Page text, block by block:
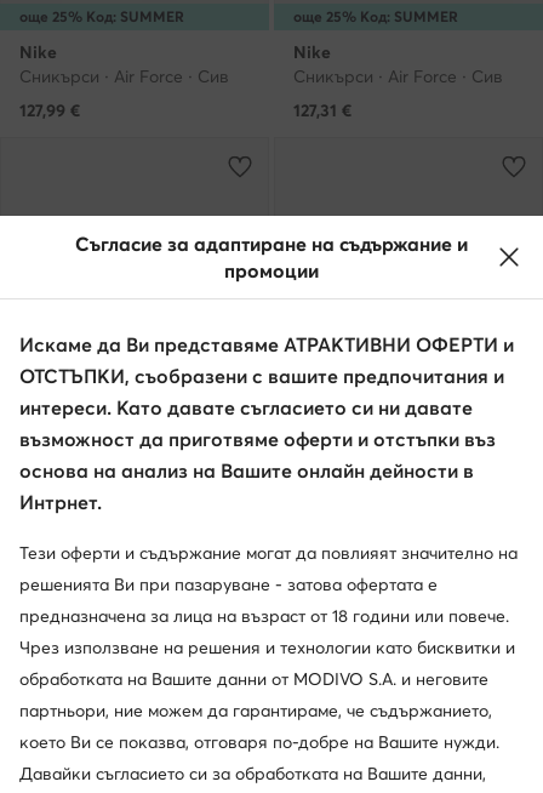
още 25% Код: SUMMER
Nike
Сникърси · Air Force · Сив
127,99 €
още 25% Код: SUMMER
Nike
Сникърси · Air Force · Сив
127,31 €
още 25% Код: SUMMER
Промоция
Nike
Актуална цена
Редовна цена 146,74 €
Най-ниска цена146,74 €-10%
още 35% Код: SUMMER
Промоция
Актуална цена
Редовна цена
Най-ниска цена146,23 €-5%
Съгласие за адаптиране на съдържание и
промоции
Искаме да Ви представяме АТРАКТИВНИ ОФЕРТИ и
ОТСТЪПКИ, съобразени с вашите предпочитания и
интереси. Като давате съгласието си ни давате
възможност да приготвяме оферти и отстъпки въз
основа на анализ на Вашите онлайн дейности в
Интрнет.
Тези оферти и съдържание могат да повлияят значително на
решенията Ви при пазаруване - затова офертата е
предназначена за лица на възраст от 18 години или повече.
Чрез използване на решения и технологии като бисквитки и
обработката на Вашите данни от MODIVO S.A. и неговите
партньори, ние можем да гарантираме, че съдържанието,
което Ви се показва, отговаря по-добре на Вашите нужди.
Давайки съгласието си за обработката на Вашите данни,